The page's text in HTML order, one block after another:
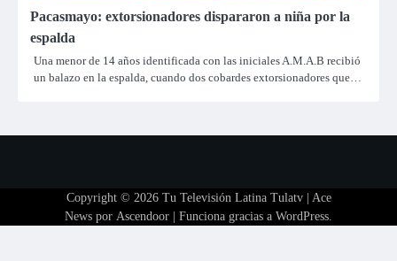
Pacasmayo: extorsionadores dispararon a niña por la
espalda
Una menor de 14 años identificada con las iniciales A.M.A.B recibió
un balazo en la espalda, cuando dos cobardes extorsionadores que…
Copyright © 2026 Tu Televisión Latina Tulatv| Ace
News por Ascendoor | Funciona gracias a WordPress.